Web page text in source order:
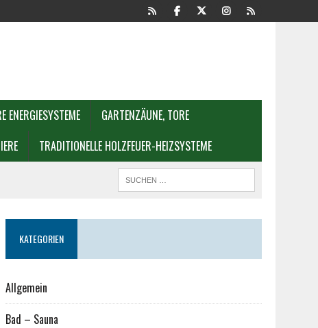
ENERGIESYSTEME
GARTENZÄUNE, TORE
TRADITIONELLE HOLZFEUER-HEIZSYSTEME
KATEGORIEN
Allgemein
Bad – Sauna